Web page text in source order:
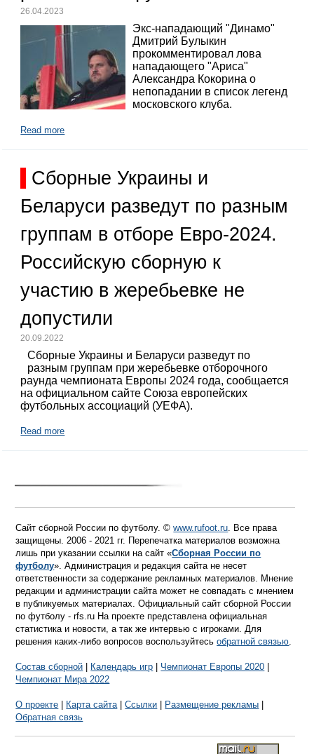
26.04.2023
Экс-нападающий "Динамо"
Дмитрий Булыкин
прокомментировал лова
нападающего "Ариса"
Александра Кокорина о
непопадании в список легенд
московского клуба.
Read more
Сборные Украины и
Беларуси разведут по разным
группам в отборе Евро-2024.
Российскую сборную к
участию в жеребьевке не
допустили
20.09.2022
Сборные Украины и Беларуси разведут по
разным группам при жеребьевке отборочного
раунда чемпионата Европы 2024 года, сообщается
на официальном сайте Союза европейских
футбольных ассоциаций (УЕФА).
Read more
Сайт сборной России по футболу. ©www.rufoot.ru. Все права
защищены. 2006 - 2021 гг. Перепечатка материалов возможна
лишь при указании ссылки на сайт «Сборная России по
футболу». Администрация и редакция сайта не несет
ответственности за содержание рекламных материалов. Мнение
редакции и администрации сайта может не совпадать с мнением
в публикуемых материалах. Официальный сайт сборной России
по футболу - rfs.ru На проекте представлена официальная
статистика и новости, а так же интервью с игроками. Для
решения каких-либо вопросов воспользуйтесьобратной связью.
Состав сборной Календарь игр Чемпионат Европы 2020
Чемпионат Мира 2022
О проекте Карта сайта|Ссылки Размещение рекламы
Обратная связь